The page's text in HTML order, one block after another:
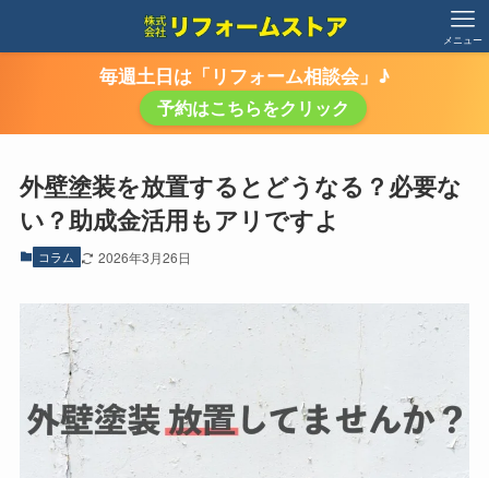
メニュー
毎週土日は「リフォーム相談会」♪
予約はこちらをクリック
外壁塗装を放置するとどうなる？必要な
い？助成金活用もアリですよ
コラム 2026年3月26日